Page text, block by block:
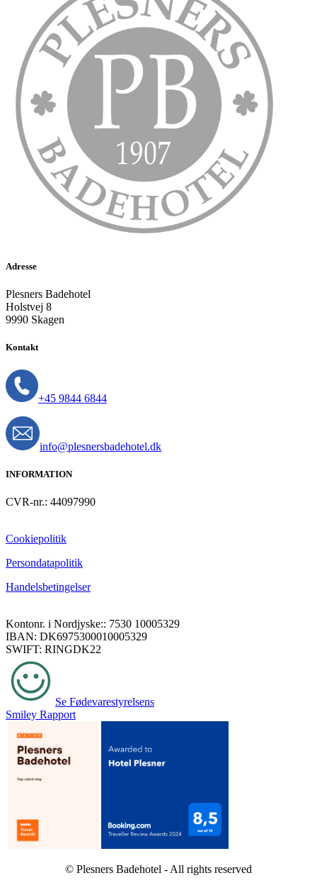
Adresse
Plesners Badehotel
Holstvej 8
9990 Skagen
Kontakt
+45 9844 6844
info@plesnersbadehotel.dk
INFORMATION
CVR-nr.: 44097990
Cookiepolitik
Persondatapolitik
Handelsbetingelser
Kontonr. i Nordjyske:: 7530 10005329
IBAN: DK6975300010005329
SWIFT: RINGDK22
Se Fødevarestyrelsens
Smiley Rapport
© Plesners Badehotel - All rights reserved